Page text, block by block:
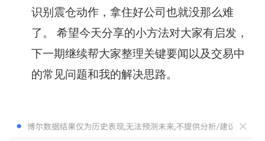
识别震仓动作，拿住好公司也就没那么难
了。 希望今天分享的小方法对大家有启发，
下一期继续帮大家整理关键要闻以及交易中
的常见问题和我的解决思路。